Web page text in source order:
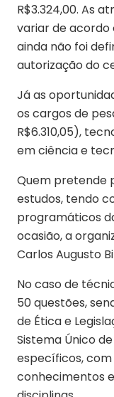
R$3.324,00. As
variar de acordo
ainda não foi
autorização do
Já as
os cargos de
R$6.310,05),
em ciência e
Quem pretende
estudos, tendo
programáticos
ocasião, a
Carlos Augusto
No caso de
50 questões,
de Ética e
Sistema Único
específicos,
conhecimentos